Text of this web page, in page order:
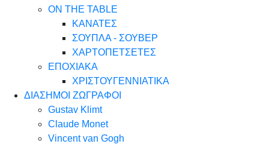
ON THE TABLE
ΚΑΝΑΤΕΣ
ΣΟΥΠΛΑ - ΣΟΥΒΕΡ
ΧΑΡΤΟΠΕΤΣΕΤΕΣ
ΕΠΟΧΙΑΚΑ
ΧΡΙΣΤΟΥΓΕΝΝΙΑΤΙΚΑ
ΔΙΑΣΗΜΟΙ ΖΩΓΡΑΦΟΙ
Gustav Klimt
Claude Monet
Vincent van Gogh